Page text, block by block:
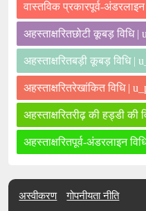
वास्तविक प्रकारपूर्व-
अहस्ताक्षरितछोटी कूबड़ विधि
अहस्ताक्षरितबड़ी कूबड़ विधि |
अहस्ताक्षरितरेखांकित विधि |
अहस्ताक्षरितरीढ़ की हड्डी की
अहस्ताक्षरितपूर्व-अंडरलाइन
अस्वीकरण गोपनीयता नीति